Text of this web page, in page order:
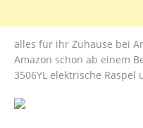
alles für ihr Zuhause bei
Amazon schon ab einem
3506YL elektrische Raspel